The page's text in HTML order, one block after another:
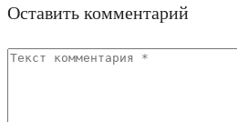
Оставить комментарий